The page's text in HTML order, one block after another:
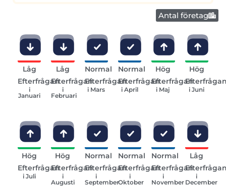
Antal företag
Låg
Efterfrågan
i
Januari
Låg
Efterfrågan
i
Februari
Normal
Efterfrågan
i Mars
Normal
Efterfrågan
i April
Hög
Efterfrågan
i Maj
Hög
i Juni
Hög
Efterfrågan
i Juli
Hög
Efterfrågan
i
Augusti
Normal
Efterfrågan
i
September
Normal
Efterfrågan
i
Oktober
Normal
Efterfrågan
i
November
Låg
i
December